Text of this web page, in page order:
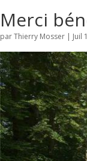
Merci
parThierry Mosser| Juil